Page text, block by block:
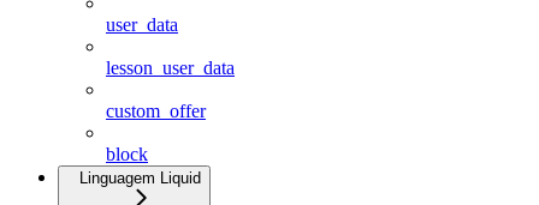
user_data
lesson_user_data
custom_offer
block
Linguagem Liquid